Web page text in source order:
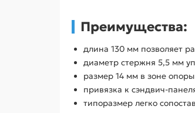
Преимущества:
длина 130 мм позволяет
диаметр стержня 5,5 мм
размер 14 мм в зоне
привязка к сэндвич-
типоразмер легко